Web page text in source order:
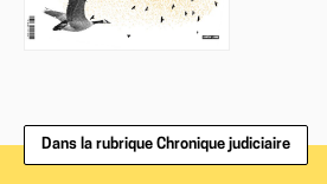
Dans la rubrique Chronique judiciaire